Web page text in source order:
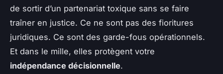
de sortir d’un partenariat toxique sans se faire
traîner en justice. Ce ne sont pas des fioritures
juridiques. Ce sont des garde-fous opérationnels.
Et dans le mille, elles protègent votre
indépendance décisionnelle.